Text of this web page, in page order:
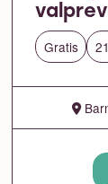
Gratis